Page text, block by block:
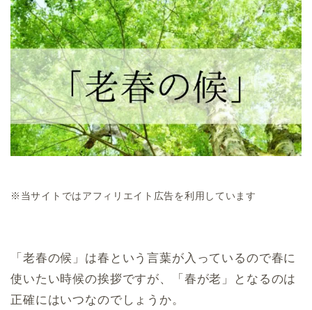
※当サイトではアフィリエイト広告を利用しています
「老春の候」は春という言葉が入っているので春に
使いたい時候の挨拶ですが、「春が老」となるのは
正確にはいつなのでしょうか。